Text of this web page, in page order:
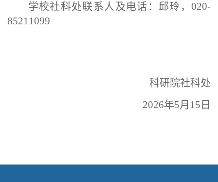
学校社科处联系人及电话： 邱玲 ，020-
85211099
科研院社科处
2026年5月15 日